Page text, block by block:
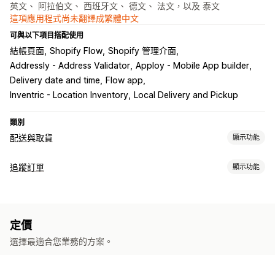
英文、 阿拉伯文、 西班牙文、 德文、 法文，以及 泰文
這項應用程式尚未翻譯成繁體中文
可與以下項目搭配使用
結帳頁面 Shopify Flow Shopify 管理介面
Addressly - Address Validator Apploy - Mobile App builder
Delivery date and time
Flow app
Inventric - Location Inventory
Local Delivery and Pickup
類別
配送與取貨 顯示功能
配送選項
即時追蹤
簡訊通知 配送地圖 電子郵件通知
追蹤訂單 顯示功能
定價
選擇最適合您業務的方案。